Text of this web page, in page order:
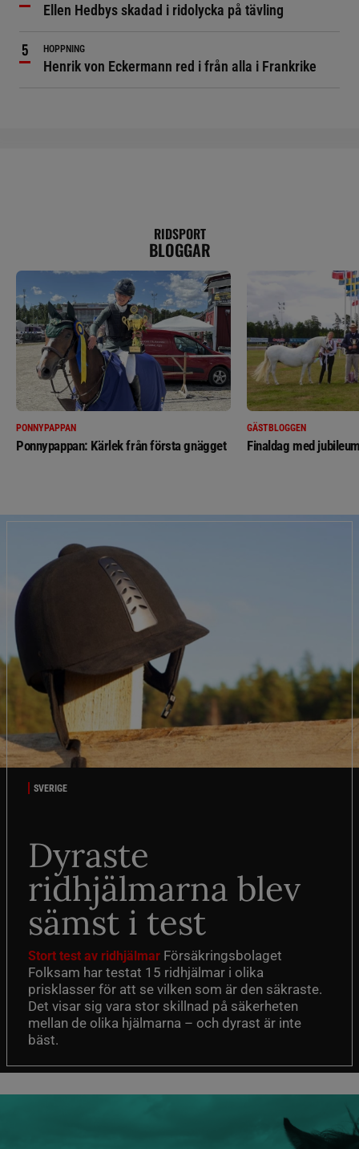
Ellen Hedbys skadad i ridolycka på tävling
HOPPNING
Henrik von Eckermann red i från alla i Frankrike
RIDSPORT
BLOGGAR
PONNYPAPPAN
Ponnypappan: Kärlek från första gnägget
GÄSTBLOGGEN
Finaldag med
SVERIGE
Dyraste
ridhjälmarna blev
sämst i test
Stort test av ridhjälmar Försäkringsbolaget
Folksam har testat 15 ridhjälmar i olika
prisklasser för att se vilken som är den säkraste.
Det visar sig vara stor skillnad på säkerheten
mellan de olika hjälmarna – och dyrast är inte
bäst.